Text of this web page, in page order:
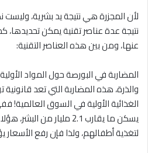
لأن المجزرة هي نتيجة يد بشرية،
نتيجة عدة عناصر تقنية يمكن
عنها، ومن بين هذه العناصر التقنية:
المضاربة في البورصة حول المواد الأولية
والذرة، هذه المضاربة التي تعد
الغذائية الأولية في السوق
يسكن ما يقارب 2.1 مليار من
لتغذية أطفالهم، ولذا فإن رفع